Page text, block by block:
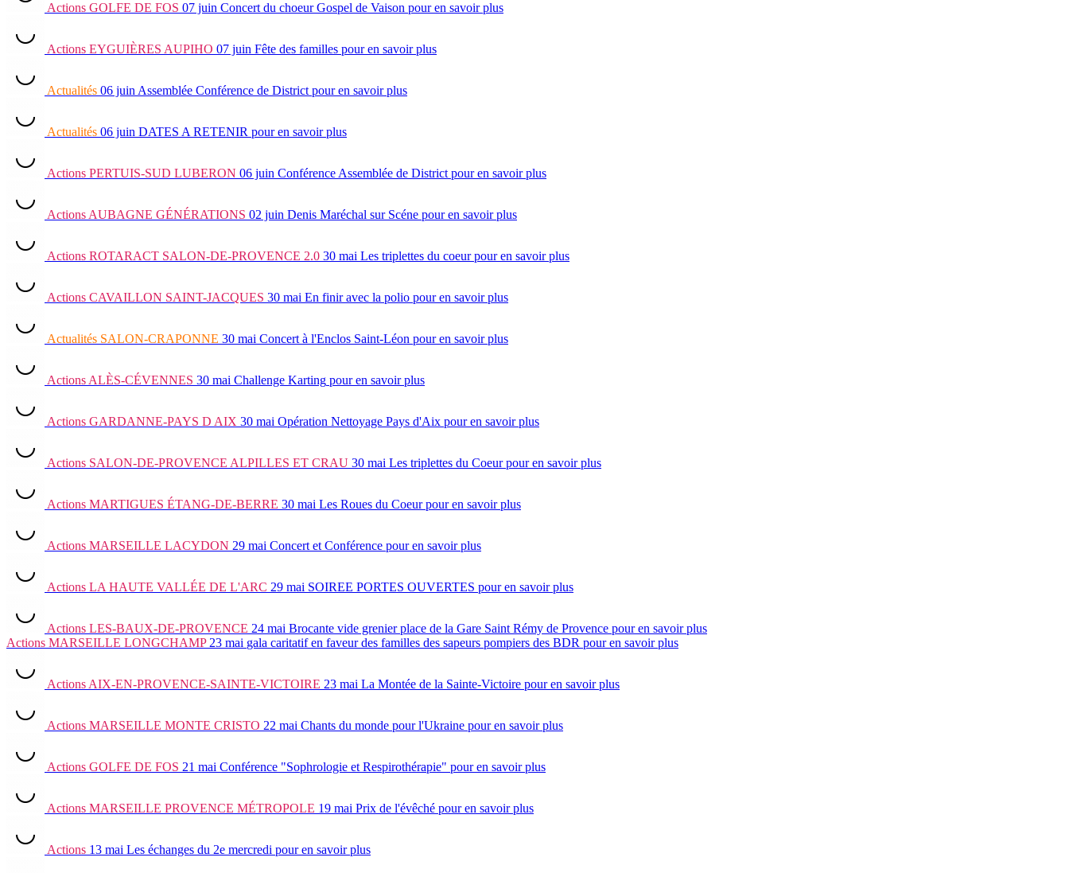
Actions GOLFE DE FOS 07 juin Concert du choeur Gospel de Vaison pour en savoir plus
Actions EYGUIÈRES AUPIHO 07 juin Fête des familles pour en savoir plus
Actualités 06 juin Assemblée Conférence de District pour en savoir plus
Actualités 06 juin DATES A RETENIR pour en savoir plus
Actions PERTUIS-SUD LUBERON 06 juin Conférence Assemblée de District pour en savoir plus
Actions AUBAGNE GÉNÉRATIONS 02 juin Denis Maréchal sur Scéne pour en savoir plus
Actions ROTARACT SALON-DE-PROVENCE 2.0 30 mai Les triplettes du coeur pour en savoir plus
Actions CAVAILLON SAINT-JACQUES 30 mai En finir avec la polio pour en savoir plus
Actualités SALON-CRAPONNE 30 mai Concert à l'Enclos Saint-Léon pour en savoir plus
Actions ALÈS-CÉVENNES 30 mai Challenge Karting pour en savoir plus
Actions GARDANNE-PAYS D AIX 30 mai Opération Nettoyage Pays d'Aix pour en savoir plus
Actions SALON-DE-PROVENCE ALPILLES ET CRAU 30 mai Les triplettes du Coeur pour en savoir plus
Actions MARTIGUES ÉTANG-DE-BERRE 30 mai Les Roues du Coeur pour en savoir plus
Actions MARSEILLE LACYDON 29 mai Concert et Conférence pour en savoir plus
Actions LA HAUTE VALLÉE DE L'ARC 29 mai SOIREE PORTES OUVERTES pour en savoir plus
Actions LES-BAUX-DE-PROVENCE 24 mai Brocante vide grenier place de la Gare Saint Rémy de Provence pour en savoir plus
Actions MARSEILLE LONGCHAMP 23 mai gala caritatif en faveur des familles des sapeurs pompiers des BDR pour en savoir plus
Actions AIX-EN-PROVENCE-SAINTE-VICTOIRE 23 mai La Montée de la Sainte-Victoire pour en savoir plus
Actions MARSEILLE MONTE CRISTO 22 mai Chants du monde pour l'Ukraine pour en savoir plus
Actions GOLFE DE FOS 21 mai Conférence "Sophrologie et Respirothérapie" pour en savoir plus
Actions MARSEILLE PROVENCE MÉTROPOLE 19 mai Prix de l'évêché pour en savoir plus
Actions 13 mai Les échanges du 2e mercredi pour en savoir plus